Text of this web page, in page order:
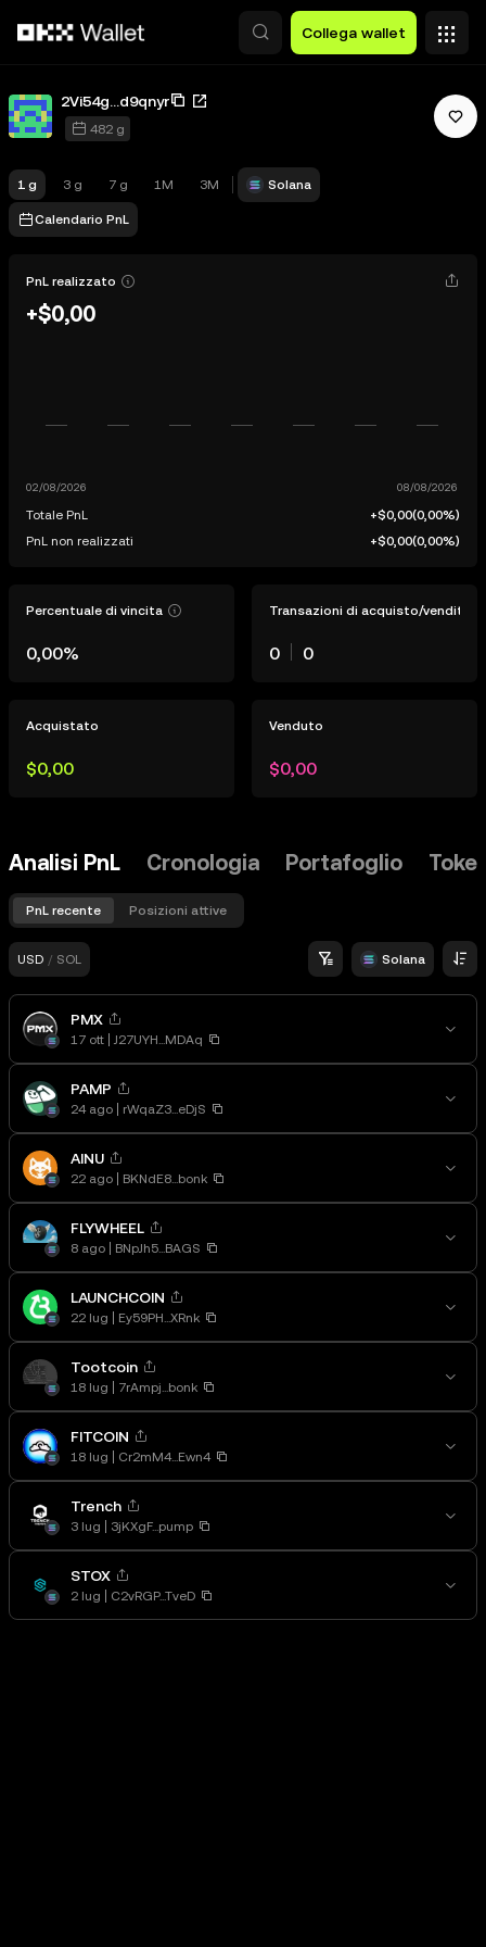
Collega wallet
2Vi54g...d9qnyr
482 g
1 g 3 g 7 g 1M 3M Solana
Calendario PnL
PnL realizzato
+$0,00
Totale PnL +$0,00(0,00%)
PnL non realizzati
+$0,00(0,00%)
Percentuale di vincita
0,00%
Transazioni di acquisto/vendita
0 0
Acquistato
$0,00
Venduto
$0,00
Analisi PnL Cronologia Portafoglio
PnL recente Posizioni attive
USD / SOL Solana
PMX
17 ott J27UYH...MDAq
PAMP
24 ago rWqaZ3...eDjS
AINU
22 ago BKNdE8...bonk
FLYWHEEL
8 ago BNpJh5...BAGS
LAUNCHCOIN
22 lug Ey59PH...XRnk
Tootcoin
18 lug 7rAmpj...bonk
FITCOIN
18 lug Cr2mM4...Ewn4
Trench
3 lug 3jKXgF...pump
STOX
2 lug C2vRGP...TveD